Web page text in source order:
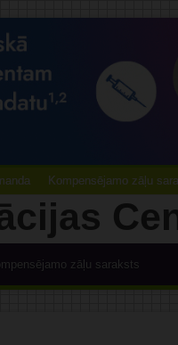
Kompensējamo zāļu
zāļu saraksts